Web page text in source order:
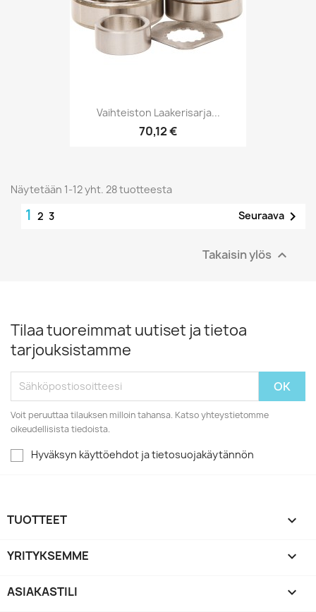
Vaihteiston Laakerisarja...
70,12 €
Näytetään 1-12 yht. 28 tuotteesta
1 2 3 Seuraava 
Takaisin ylös 
Tilaa tuoreimmat uutiset ja tietoa
tarjouksistamme
Voit peruuttaa tilauksen milloin tahansa. Katso yhteystietomme
oikeudellisista tiedoista.
Hyväksyn käyttöehdot ja tietosuojakäytännön
TUOTTEET 
YRITYKSEMME 
ASIAKASTILI 